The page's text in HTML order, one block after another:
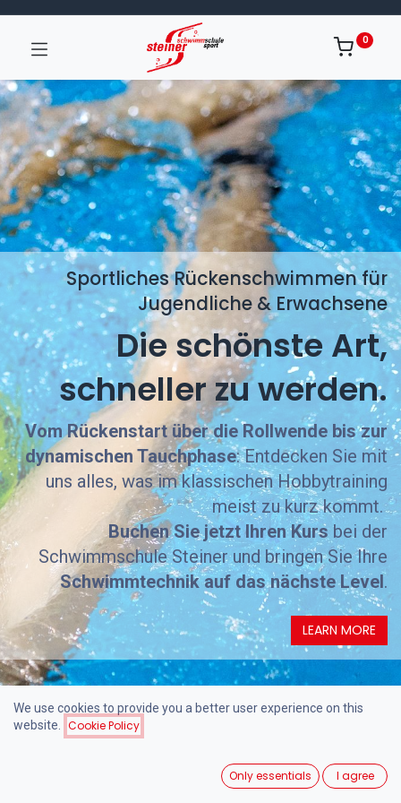
0
Sportliches Rückenschwimmen für
Jugendliche & Erwachsene ​
Die schönste Art,
schneller zu werden. ​
Vom Rückenstart über die Rollwende bis zur
dynamischen Tauchphase: Entdecken Sie mit
uns alles, was im klassischen Hobbytraining
meist zu kurz kommt.
Buchen Sie jetzt Ihren Kurs bei der
Schwimmschule Steiner und bringen Sie Ihre
Schwimmtechnik auf das nächste Level.
LEARN MORE
We use cookies to provide you a better user experience on this
website.
Cookie Policy
Only essentials I agree